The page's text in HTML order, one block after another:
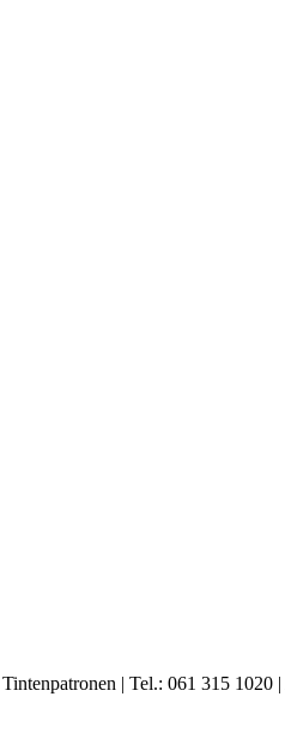
Tintenpatronen | Tel.: 061 315 1020 |